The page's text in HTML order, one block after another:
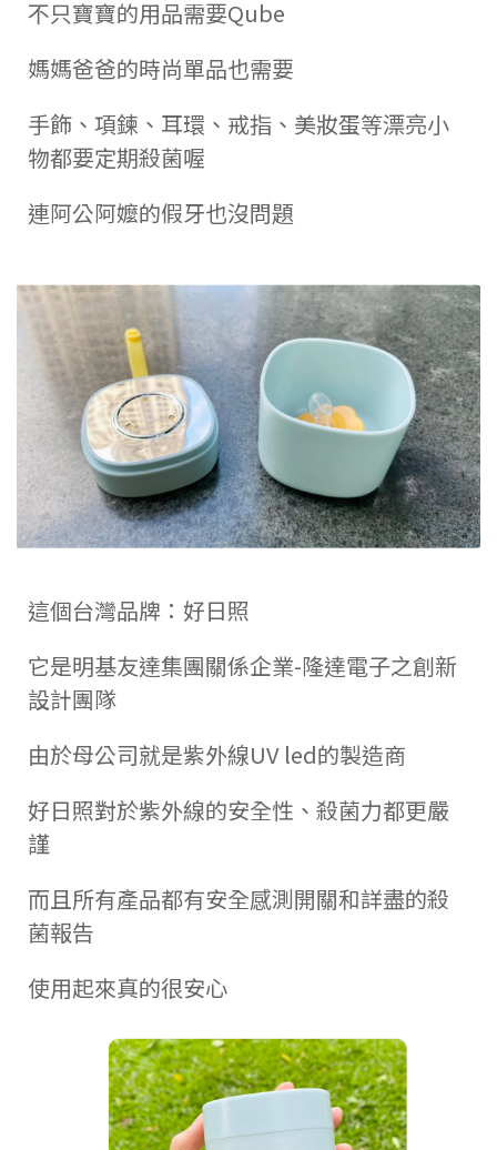
不只寶寶的用品需要Qube
媽媽爸爸的時尚單品也需要
手飾、項鍊、耳環、戒指、美妝蛋等漂亮小
物都要定期殺菌喔
連阿公阿嬤的假牙也沒問題
這個台灣品牌：好日照
它是明基友達集團關係企業-隆達電子之創新
設計團隊
由於母公司就是紫外線UV led的製造商
好日照對於紫外線的安全性、殺菌力都更嚴
謹
而且所有產品都有安全感測開關和詳盡的殺
菌報告
使用起來真的很安心